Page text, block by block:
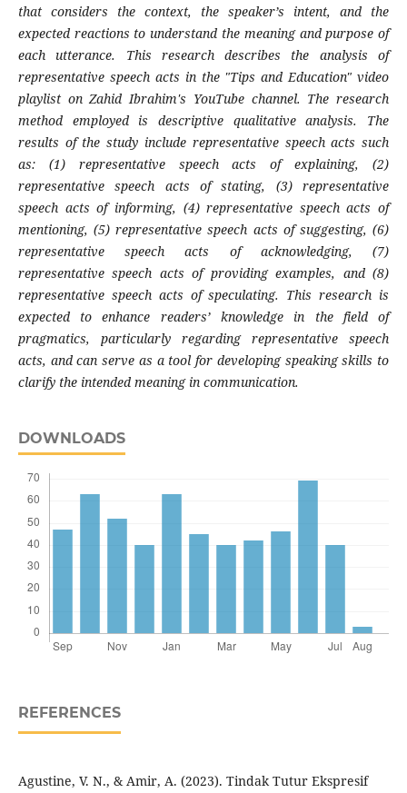
that considers the context, the speaker’s intent, and the
expected reactions to understand the meaning and purpose of
each utterance. This research describes the analysis of
representative speech acts in the "Tips and Education" video
playlist on Zahid Ibrahim's YouTube channel. The research
method employed is descriptive qualitative analysis. The
results of the study include representative speech acts such
as: (1) representative speech acts of explaining, (2)
representative speech acts of stating, (3) representative
speech acts of informing, (4) representative speech acts of
mentioning, (5) representative speech acts of suggesting, (6)
representative speech acts of acknowledging, (7)
representative speech acts of providing examples, and (8)
representative speech acts of speculating. This research is
expected to enhance readers’ knowledge in the field of
pragmatics, particularly regarding representative speech
acts, and can serve as a tool for developing speaking skills to
clarify the intended meaning in communication.
DOWNLOADS
REFERENCES
Agustine, V. N., & Amir, A. (2023). Tindak Tutur Ekspresif